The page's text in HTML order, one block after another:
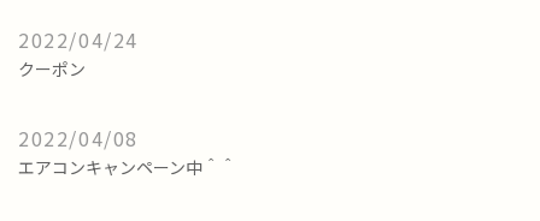
2022/04/24
クーポン
2022/04/08
エアコンキャンペーン中＾＾